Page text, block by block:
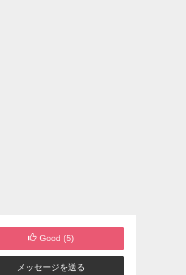
Good (5)
メッセージを送る